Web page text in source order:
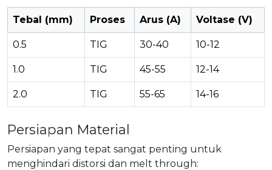
Tebal (mm) Proses Arus (A) Voltase (V)
0.5 TIG 30-40 10-12
1.0 TIG 45-55 12-14
2.0 TIG 55-65 14-16
Persiapan Material
Persiapan yang tepat sangat penting untuk
menghindari distorsi dan melt through: